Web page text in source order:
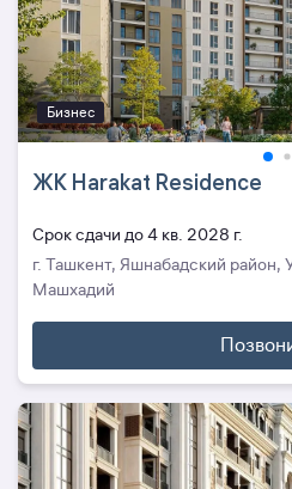
Бизнес
ЖК Harakat Residence
Cрок сдачи до 4 кв. 2028 г.
г. Ташкент, Яшнабадский район,
Maшхадий